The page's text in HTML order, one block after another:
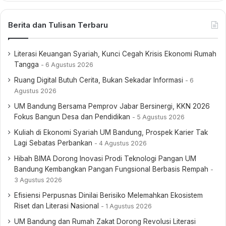
Berita dan Tulisan Terbaru
Literasi Keuangan Syariah, Kunci Cegah Krisis Ekonomi Rumah
Tangga
6 Agustus 2026
Ruang Digital Butuh Cerita, Bukan Sekadar Informasi
6
Agustus 2026
UM Bandung Bersama Pemprov Jabar Bersinergi, KKN 2026
Fokus Bangun Desa dan Pendidikan
5 Agustus 2026
Kuliah di Ekonomi Syariah UM Bandung, Prospek Karier Tak
Lagi Sebatas Perbankan
4 Agustus 2026
Hibah BIMA Dorong Inovasi Prodi Teknologi Pangan UM
Bandung Kembangkan Pangan Fungsional Berbasis Rempah
3 Agustus 2026
Efisiensi Perpusnas Dinilai Berisiko Melemahkan Ekosistem
Riset dan Literasi Nasional
1 Agustus 2026
UM Bandung dan Rumah Zakat Dorong Revolusi Literasi